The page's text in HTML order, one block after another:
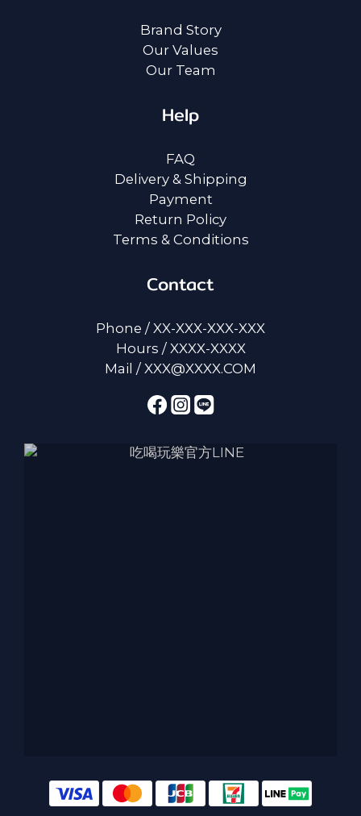
Brand Story
Our Values
Our Team
Help
FAQ
Delivery & Shipping
Payment
Return Policy
Terms & Conditions
Contact
Phone / XX-XXX-XXX-XXX
Hours / XXXX-XXXX
Mail / XXX@XXXX.COM